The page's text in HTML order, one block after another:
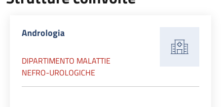
Andrologia
DIPARTIMENTO MALATTIE
NEFRO-UROLOGICHE